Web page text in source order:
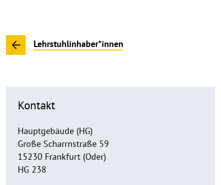
Lehrstuhlinhaber*innen
Kontakt
Hauptgebäude (HG)
Große Scharrnstraße 59
15230 Frankfurt (Oder)
HG 238